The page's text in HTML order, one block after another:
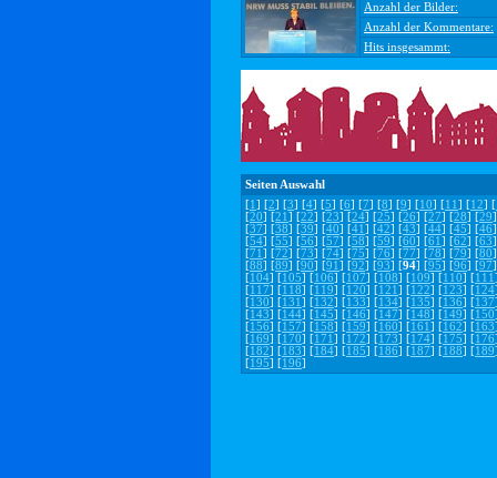
Anzahl der Bilder:
Anzahl der Kommentare:
Hits insgesammt:
Seiten Auswahl
[1 ] [2] [3] [4] [5] [6] [7] [8] [9] [10] [11 ] [12] [
[20] [21 ] [22] [23] [24] [25] [26] [27] [28] [29
[37] [38] [39] [40] [41 ] [42] [43] [44] [45] [46
[54] [55] [56] [57] [58] [59] [60] [61 ] [62] [63
[71 ] [72] [73] [74] [75] [76] [77] [78] [79] [80
[88] [89] [90] [91 ] [92] [93] [94] [95] [96] [97
[104] [105] [106] [107] [108] [109] [110] [111
[117] [118] [119] [120] [121 ] [122] [123] [124
[130] [131 ] [132] [133] [134] [135] [136] [137
[143] [144] [145] [146] [147] [148] [149] [150
[156] [157] [158] [159] [160] [161 ] [162] [163
[169] [170] [171 ] [172] [173] [174] [175] [176
[182] [183] [184] [185] [186] [187] [188] [189
[195] [196]